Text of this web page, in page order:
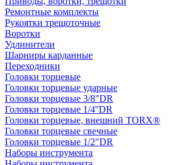
Ремонтные комплекты
Рукоятки трещоточные
Воротки
Удлинители
Шарниры карданные
Переходники
Головки торцевые
Головки торцевые ударные
Головки торцевые 3/8"DR
Головки торцевые 1/4''DR
Головки торцевые, внешний TORX®
Головки торцевые свечные
Головки торцевые 1/2"DR
Наборы инструмента